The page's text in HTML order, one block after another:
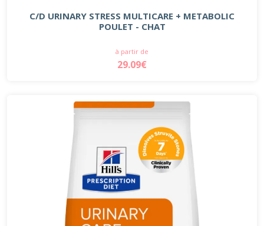
C/D URINARY STRESS MULTICARE + METABOLIC
POULET - CHAT
à partir de
29.09€